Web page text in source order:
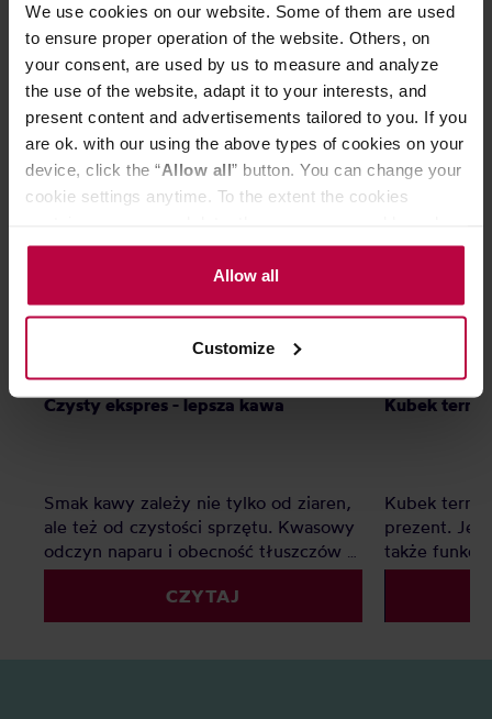
We use cookies on our website. Some of them are used
to ensure proper operation of the website. Others, on
your consent, are used by us to measure and analyze
the use of the website, adapt it to your interests, and
present content and advertisements tailored to you. If you
are ok. with our using the above types of cookies on your
device, click the “Allow all” button. You can change your
cookie settings anytime. To the extent the cookies
the controller’s (namely, ALL GOOD S.A., ul.
Mazowiecka 24I/U9, 78-100 Kołobrzeg) or third parties’
legitimate interests which are to ensure a high quality of
activities of the controller and authorized entities. More
information about cookies and the personal data
processing, including your rights, can be found in the
Allow all
Customize
Najniższa cena: 71,99 zł
76,99 zł
Do poczytania przy kawie:
Czysty ekspres - lepsza kawa
Smak kawy zależy nie tylko od ziaren,
ale też od czystości sprzętu. Kwasowy
odczyn naparu i obecność tłuszczów w
kawie zostawiają osady, które z czasem
pogarszają smak i przyspieszają
zużycie urządzeń – od ekspresu po
CZYTAJ
Kubek
Kubek
prezent.
także
przychodzą
zachwycają